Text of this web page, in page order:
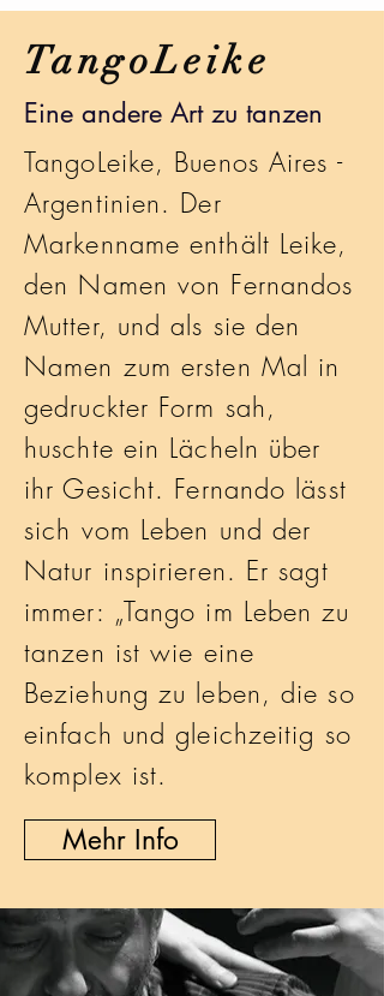
TangoLeike
Eine andere Art zu tanzen
TangoLeike, Buenos Aires -
Argentinien. Der
Markenname enthält Leike,
den Namen von Fernandos
Mutter, und als sie den
Namen zum ersten Mal in
gedruckter Form sah,
huschte ein Lächeln über
ihr Gesicht. Fernando lässt
sich vom Leben und der
Natur inspirieren. Er sagt
immer: „Tango im Leben zu
tanzen ist wie eine
Beziehung zu leben, die so
einfach und gleichzeitig so
komplex ist.
Mehr Info